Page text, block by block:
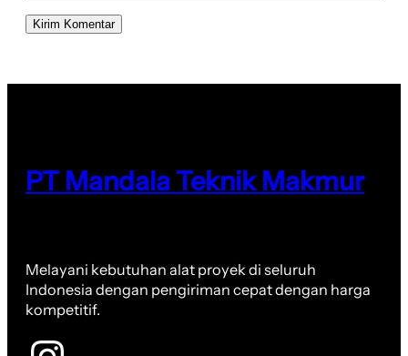
PT Mandala Teknik Makmur
Melayani kebutuhan alat proyek di seluruh
Indonesia dengan pengiriman cepat dengan harga
kompetitif.